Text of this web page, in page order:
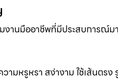
งานมืออาชีพที่มีประสบการณ์
มหรูหรา สง่างาม ใช้เส้นตรง